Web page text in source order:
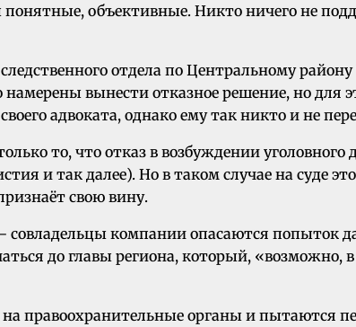
объективные. Никто ничего не
отдела по Центральному
вынести отказное решение, но для
адвоката, однако ему так никто и не
то, что отказ в возбуждении
и так далее). Но в таком случае на суде
свою вину.
компании опасаются попыток
до главы региона, который, «возможно, в
правоохранительные органы и пытаются